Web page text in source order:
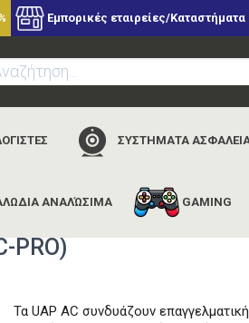
Εμπορικές εταιρείες/Καταστήματα
ΣΥΣΤΗΜΑΤΑ
ΑΝΑΛΏΣΙΜΑ GAMING
εταιρίες ubiquiti ubiquiti
PRO)
Τα UAP AC συνδυάζουν